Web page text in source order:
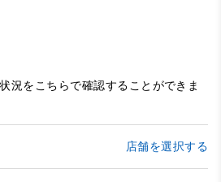
況をこちらで確認することができま
店舗を選択する